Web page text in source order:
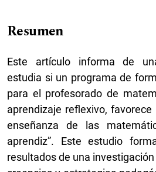
Resumen
Este artículo informa de
estudia si un programa de
para el profesorado de
aprendizaje reflexivo,
enseñanza de las
aprendiz”. Este estudio
resultados de una